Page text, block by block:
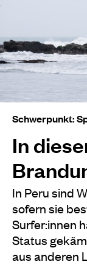
Schwerpunkt:
In
In Peru sind
sofern sie
Surfer:innen
Status
aus anderen